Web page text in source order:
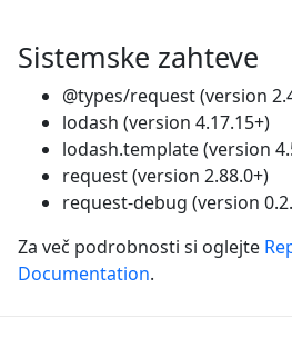
Sistemske zahteve
@types/request (version
lodash (version 4.17.15+)
lodash.template (version
request (version 2.88.0+)
request-debug (version
Za več podrobnosti si oglejte
Documentation.